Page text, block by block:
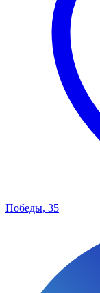
Победы, 35